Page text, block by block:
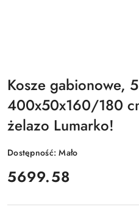
Kosze gabionowe,
400x50x160/180
żelazo Lumarko!
Dostępność:Mało
cena:
5699.58